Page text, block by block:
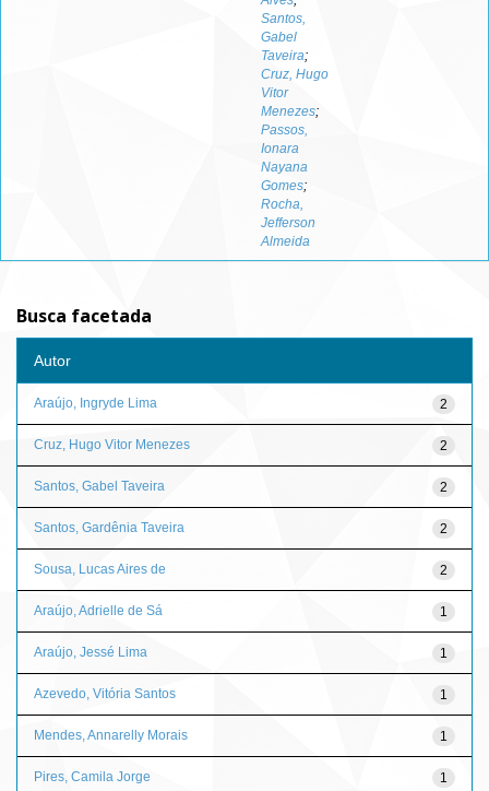
Santos,
Gabel
Taveira;
Cruz, Hugo
Vitor
Menezes;
Passos,
Ionara
Nayana
Gomes;
Rocha,
Jefferson
Almeida
Busca facetada
Autor
2
Araújo, Ingryde Lima
2
Cruz, Hugo Vitor Menezes
2
Santos, Gabel Taveira
2
Santos, Gardênia Taveira
2
Sousa, Lucas Aires de
1
Araújo, Adrielle de Sá
1
Araújo, Jessé Lima
1
Azevedo, Vitória Santos
1
Mendes, Annarelly Morais
1
Pires, Camila Jorge